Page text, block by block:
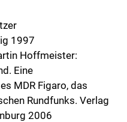
1997
Hoffmeister:
Eine
MDR Figaro, das
Rundfunks. Verlag
2006